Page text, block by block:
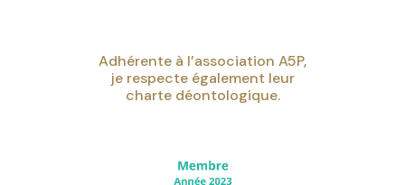
Adhérente à l’association A5P,
je respecte également leur
charte déontologique.